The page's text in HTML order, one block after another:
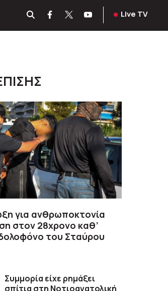
Live TV
για ανθρωποκτονία
στον 28χρονο καθ’
του Σταύρου
Συμμορία είχε ρημάξει
σπίτια στη Νοτιοανατολική